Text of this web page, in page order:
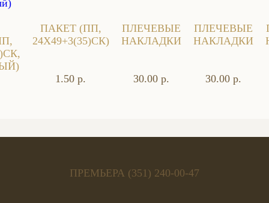
ПАКЕТ (ПП,
24Х49+3(35)СК)
1.50 р.
ПЛЕЧЕВЫЕ
НАКЛАДКИ
30.00 р.
ПЛЕЧЕВЫЕ
НАКЛАДКИ
30.00 р.
ПРЕМЬЕРА (351) 240-00-47